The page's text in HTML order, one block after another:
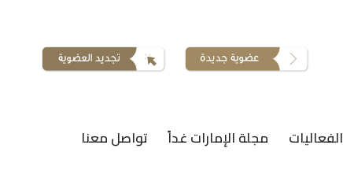
الفعاليات مجلة الإمارات غداً تواصل معنا